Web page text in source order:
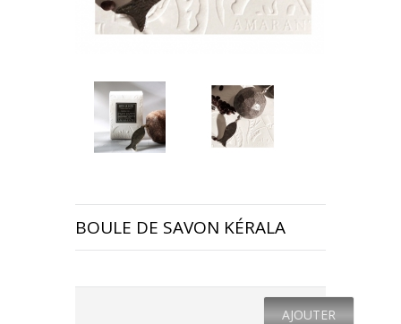
BOULE DE SAVON KÉRALA
AJOUTER